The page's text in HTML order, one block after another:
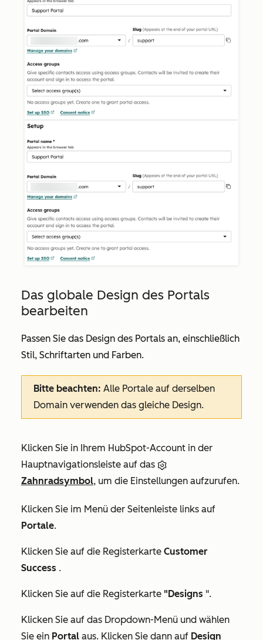
Das globale Design des Portals
bearbeiten
Passen Sie das Design des Portals an, einschließlich
Stil, Schriftarten und Farben.
Bitte beachten: Alle Portale auf derselben
Domain verwenden das gleiche Design.
Klicken Sie in Ihrem HubSpot-Account in der
Hauptnavigationsleiste auf das
Zahnradsymbol, um die Einstellungen aufzurufen.
Klicken Sie im Menü der Seitenleiste links auf
Portale.
Klicken Sie auf die Registerkarte Customer
Success .
Klicken Sie auf die Registerkarte "Designs ".
Klicken Sie auf das Dropdown-Menü und wählen
Sie ein Portal aus. Klicken Sie dann auf Design